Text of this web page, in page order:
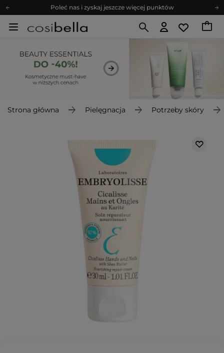
Poleć nas i zyskaj jeszcze więcej punktów
Zapisz się na newsletter pełen porad
Z nami to możliwe! Realizacja zamówienia do 24h.
Poleć nas i zyskaj jeszcze więcej punktów
Zapisz się na newsletter pełen porad
Strona główna Pielęgnacja Potrzeby skóry